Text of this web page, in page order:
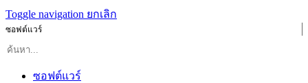
Toggle navigation ยกเลิก
ซอฟต์แวร์
ซอฟต์แวร์